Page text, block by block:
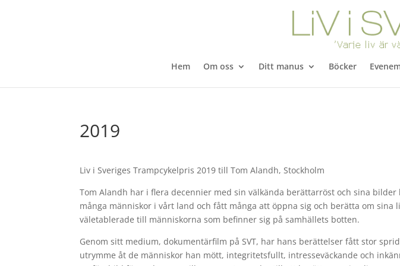
Hem Om oss Ditt manus Böcker
2019
Liv i Sveriges Trampcykelpris 2019 till Tom Alandh, Stockholm
Tom Alandh har i flera decennier med sin välkända berättarröst och sina
många människor i vårt land och fått många att öppna sig och berätta om sina
väletablerade till människorna som befinner sig på samhällets botten.
Genom sitt medium, dokumentärfilm på SVT, har hans berättelser fått stor
utrymme åt de människor han mött, integritetsfullt, intresseväckande och